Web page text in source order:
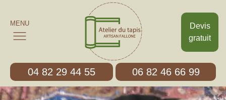
Devis
gratuit
MENU
04 82 29 44 55 06 82 46 66 99